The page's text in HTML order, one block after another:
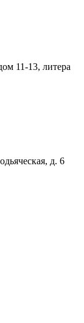
11-13, литера
д. 6